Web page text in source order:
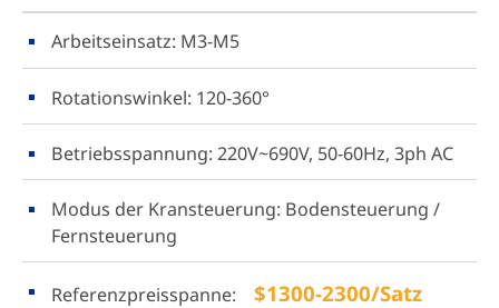
Arbeitseinsatz: M3-M5
Rotationswinkel: 120-360°
Betriebsspannung: 220V~690V, 50-60Hz, 3ph AC
Modus der Kransteuerung: Bodensteuerung /
Fernsteuerung
Referenzpreisspanne: $1300-2300/Satz